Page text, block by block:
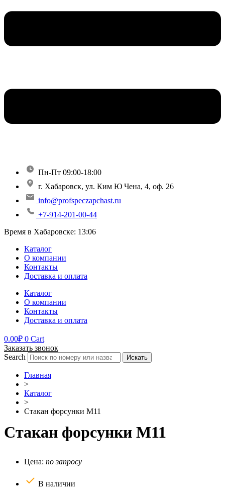
Пн-Пт 09:00-18:00
г. Хабаровск, ул. Ким Ю Чена, 4, оф. 26
info@profspeczapchast.ru
+7-914-201-00-44
Время в Хабаровске: 13:06
Каталог
О компании
Контакты
Доставка и оплата
Каталог
О компании
Контакты
Доставка и оплата
0.00₽ 0 Cart
Заказать звонок
Search
Искать
Главная
>
Каталог
>
Стакан форсунки М11
Стакан форсунки М11
Цена: по запросу
В наличии